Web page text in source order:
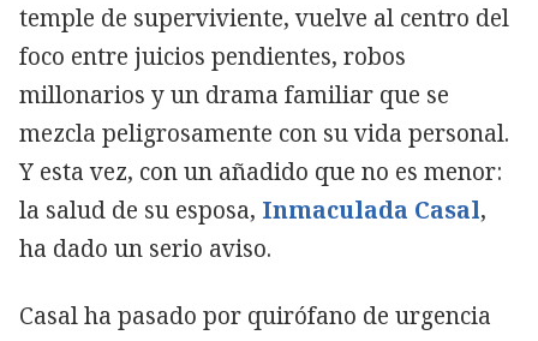
temple de superviviente, vuelve al centro del
foco entre juicios pendientes, robos
millonarios y un drama familiar que se
mezcla peligrosamente con su vida personal.
Y esta vez, con un añadido que no es menor:
la salud de su esposa, Inmaculada Casal,
ha dado un serio aviso.
Casal ha pasado por quirófano de urgencia